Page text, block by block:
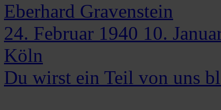
Eberhard Gravenstein
24. Februar 1940 10.
Köln
Du wirst ein Teil von uns